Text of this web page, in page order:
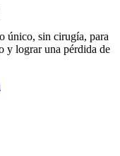
único, sin cirugía, para
y lograr una pérdida de